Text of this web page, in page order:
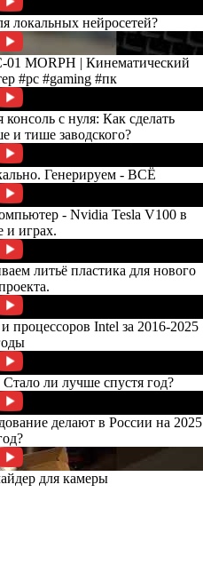
локальных нейросетей?
01 MORPH | Кинематический
#pc #gaming #пк
с нуля: Как сделать
и тише заводского?
Генерируем - ВСЁ
- Nvidia Tesla V100 в
и играх.
литьё пластика для нового
процессоров Intel за 2016-2025
ли лучше спустя год?
делают в России на 2025
для камеры